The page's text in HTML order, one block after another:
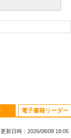
更新日時：2026/08/08 18:05
電子書籍リーダー